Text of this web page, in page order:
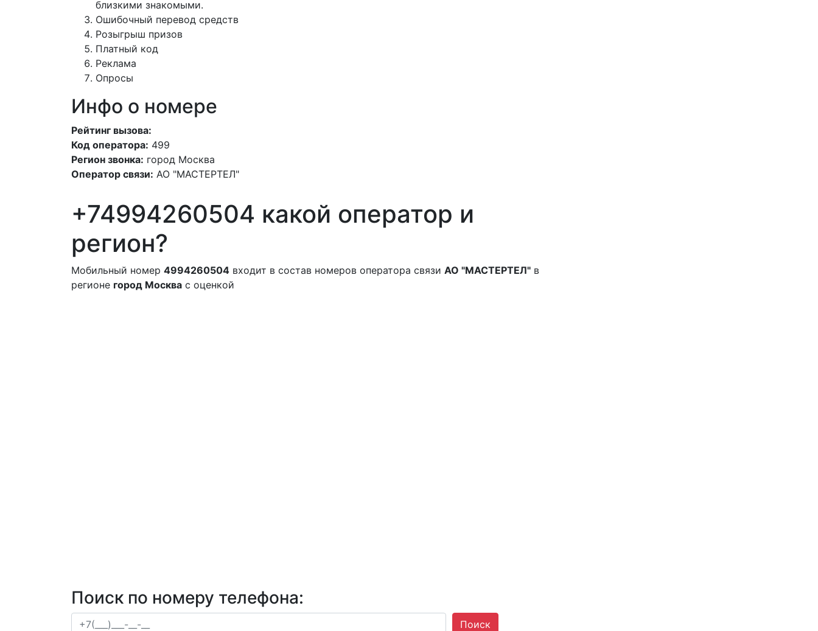
близкими знакомыми.
Ошибочный перевод средств
Розыгрыш призов
Платный код
Реклама
Опросы
Инфо о номере
Рейтинг вызова:
Код оператора: 499
Регион звонка: город Москва
Оператор связи: АО "МАСТЕРТЕЛ"
+74994260504 какой оператор и
регион?
Мобильный номер 4994260504 входит в состав номеров оператора связи АО "МАСТЕРТЕЛ" в
регионе город Москва с оценкой
Поиск по номеру телефона:
Поиск